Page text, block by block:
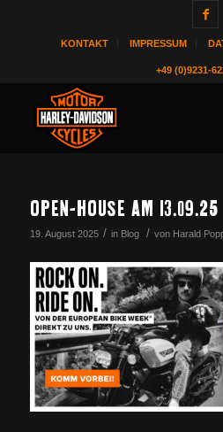
KONTAKT IMPRESSUM
+49 (0)9231-
OPEN-HOUSE AM 13.09.25
19. August 2025 / in Blog / von Harald